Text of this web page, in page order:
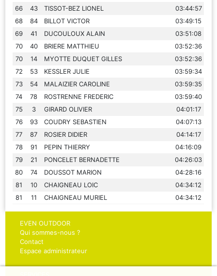
66
43 TISSOT-BEZ LIONEL
03:44:57
68
84 BILLOT VICTOR
03:49:15
69
41 DUCOULOUX ALAIN
03:51:08
70
40 BRIERE MATTHIEU
03:52:36
70
14 MYOTTE DUQUET GILLES
03:52:36
72
53 KESSLER JULIE
03:59:34
73
54 MALAIZIER CAROLINE
03:59:35
74
78 ROSTRENNE FREDERIC
03:59:40
75
3 GIRARD OLIVIER
04:01:17
76
93 COUDRY SEBASTIEN
04:07:13
77
87 ROSIER DIDIER
04:14:17
78
91 PEPIN THIERRY
04:16:09
79
21 PONCELET BERNADETTE
04:26:03
80
74 DOUSSOT MARION
04:28:16
81
10 CHAIGNEAU LOIC
04:34:12
81
11 CHAIGNEAU MURIEL 04:34:12
EVEN OUTDOOR
Qui sommes-nous ?
Contact
Espace administrateur